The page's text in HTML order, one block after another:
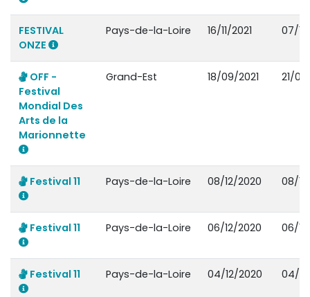
FESTIVAL
ONZE
Pays-de-la-Loire 16/11/2021 07/
OFF -
Festival
Mondial Des
Arts de la
Marionnette
Grand-Est 18/09/2021 21/
Festival 11 Pays-de-la-Loire 08/12/2020 08/
Festival 11 Pays-de-la-Loire 06/12/2020 06/
Festival 11 Pays-de-la-Loire 04/12/2020 04/